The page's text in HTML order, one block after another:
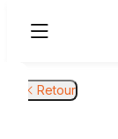
Retour